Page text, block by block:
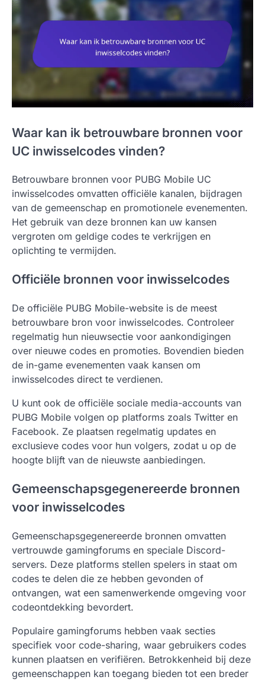
Waar kan ik betrouwbare bronnen voor
UC inwisselcodes vinden?
Betrouwbare bronnen voor PUBG Mobile UC
inwisselcodes omvatten officiële kanalen, bijdragen
van de gemeenschap en promotionele evenementen.
Het gebruik van deze bronnen kan uw kansen
vergroten om geldige codes te verkrijgen en
oplichting te vermijden.
Officiële bronnen voor inwisselcodes
De officiële PUBG Mobile-website is de meest
betrouwbare bron voor inwisselcodes. Controleer
regelmatig hun nieuwsectie voor aankondigingen
over nieuwe codes en promoties. Bovendien bieden
de in-game evenementen vaak kansen om
inwisselcodes direct te verdienen.
U kunt ook de officiële sociale media-accounts van
PUBG Mobile volgen op platforms zoals Twitter en
Facebook. Ze plaatsen regelmatig updates en
exclusieve codes voor hun volgers, zodat u op de
hoogte blijft van de nieuwste aanbiedingen.
Gemeenschapsgegenereerde bronnen
voor inwisselcodes
Gemeenschapsgegenereerde bronnen omvatten
vertrouwde gamingforums en speciale Discord-
servers. Deze platforms stellen spelers in staat om
codes te delen die ze hebben gevonden of
ontvangen, wat een samenwerkende omgeving voor
codeontdekking bevordert.
Populaire gamingforums hebben vaak secties
specifiek voor code-sharing, waar gebruikers codes
kunnen plaatsen en verifiëren. Betrokkenheid bij deze
gemeenschappen kan toegang bieden tot een breder